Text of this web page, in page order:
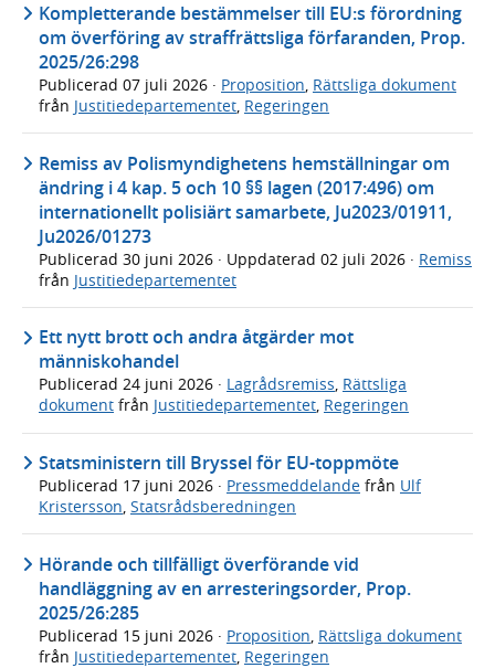
Kompletterande bestämmelser till EU:s förordning
om överföring av straffrättsliga förfaranden, Prop.
2025/26:298
Publicerad 07 juli 2026 · Proposition, Rättsliga dokument
från Justitiedepartementet, Regeringen
Remiss av Polismyndighetens hemställningar om
ändring i 4 kap. 5 och 10 §§ lagen (2017:496) om
internationellt polisiärt samarbete, Ju2023/01911,
Ju2026/01273
Publicerad 30 juni 2026 · Uppdaterad 02 juli 2026 · Remiss
från Justitiedepartementet
Ett nytt brott och andra åtgärder mot
människohandel
Publicerad 24 juni 2026 · Lagrådsremiss, Rättsliga
dokument från Justitiedepartementet, Regeringen
Statsministern till Bryssel för EU-toppmöte
Publicerad 17 juni 2026 · Pressmeddelande från Ulf
Kristersson, Statsrådsberedningen
Hörande och tillfälligt överförande vid
handläggning av en arresteringsorder, Prop.
2025/26:285
Publicerad 15 juni 2026 · Proposition Rättsliga dokument
från Justitiedepartementet Regeringen